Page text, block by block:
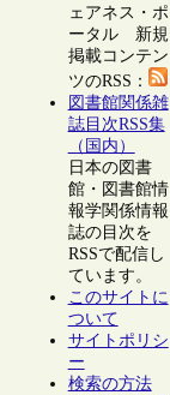
ェアネス・ポ
ータル 新規
掲載コンテン
ツのRSS：
図書館関係雑
誌目次RSS集
（国内）
日本の図書
館・図書館情
報学関係情報
誌の目次を
RSSで配信し
ています。
このサイトに
ついて
サイトポリシ
ー
検索の方法